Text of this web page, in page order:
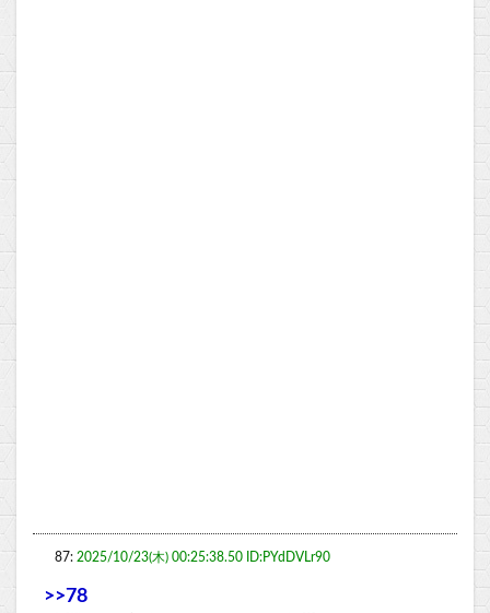
87: 2025/10/23(木) 00:25:38.50 ID:PYdDVLr90
>>78